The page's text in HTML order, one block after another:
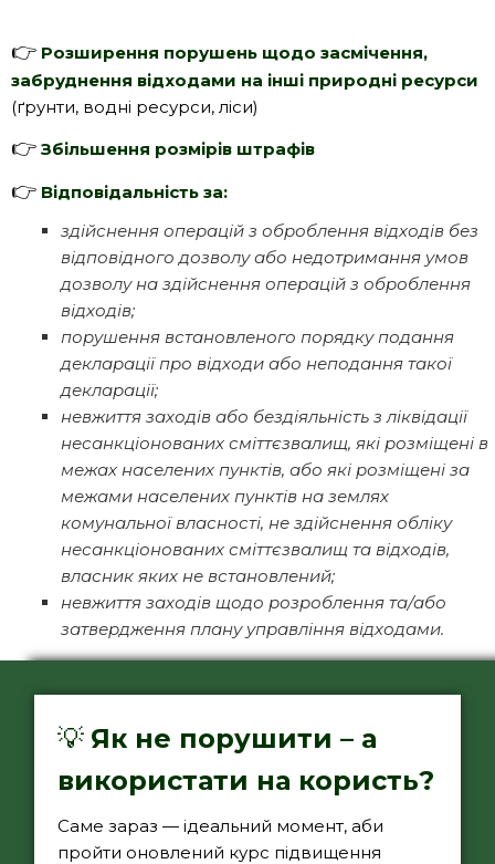
👉 Розширення порушень щодо засмічення,
забруднення відходами на інші природні ресурси
(ґрунти, водні ресурси, ліси)
👉 Збільшення розмірів штрафів
👉 Відповідальність за:
здійснення операцій з оброблення відходів без
відповідного дозволу або недотримання умов
дозволу на здійснення операцій з оброблення
відходів;
порушення встановленого порядку подання
декларації про відходи або неподання такої
декларації;
невжиття заходів або бездіяльність з ліквідації
несанкціонованих сміттєзвалищ, які розміщені в
межах населених пунктів, або які розміщені за
межами населених пунктів на землях
комунальної власності, не здійснення обліку
несанкціонованих сміттєзвалищ та відходів,
власник яких не встановлений;
невжиття заходів щодо розроблення та/або
затвердження плану управління відходами.
💡 Як не порушити – а
використати на користь?
Саме зараз — ідеальний момент, аби
пройти оновлений курс підвищення